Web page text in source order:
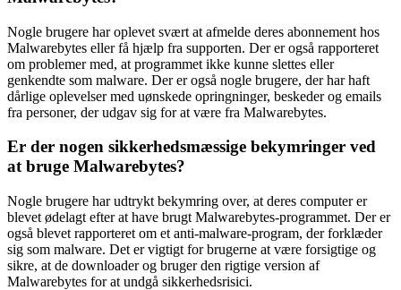
Nogle brugere har oplevet svært at afmelde deres abonnement hos
Malwarebytes eller få hjælp fra supporten. Der er også rapporteret
om problemer med, at programmet ikke kunne slettes eller
genkendte som malware. Der er også nogle brugere, der har haft
dårlige oplevelser med uønskede opringninger, beskeder og emails
fra personer, der udgav sig for at være fra Malwarebytes.
Er der nogen sikkerhedsmæssige bekymringer ved
at bruge Malwarebytes?
Nogle brugere har udtrykt bekymring over, at deres computer er
blevet ødelagt efter at have brugt Malwarebytes-programmet. Der er
også blevet rapporteret om et anti-malware-program, der forklæder
sig som malware. Det er vigtigt for brugerne at være forsigtige og
sikre, at de downloader og bruger den rigtige version af
Malwarebytes for at undgå sikkerhedsrisici.